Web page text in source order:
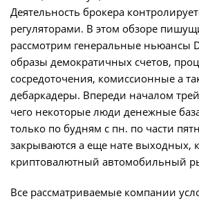
Деятельность брокера
регуляторами. В этом обзоре
рассмотрим генеральные ньюансы
образы демократичных счетов,
сосредоточения, комиссионные а
дебаркадеры. Впереди началом
чего некоторые люди денежные
только по будням с пн. по части
закрываются а еще нате выходных,
криптовалютный автомобильный
Все рассматриваемые компании